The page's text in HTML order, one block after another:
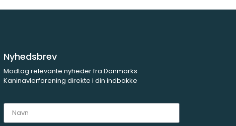
Nyhedsbrev
Modtag relevante nyheder fra Danmarks
Kaninavlerforening direkte i din indbakke